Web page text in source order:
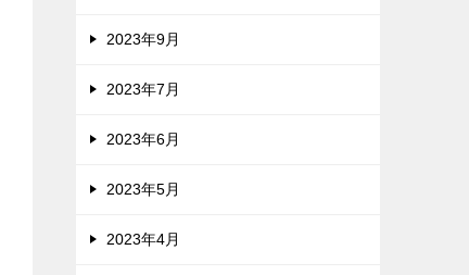
2023年9月
2023年7月
2023年6月
2023年5月
2023年4月